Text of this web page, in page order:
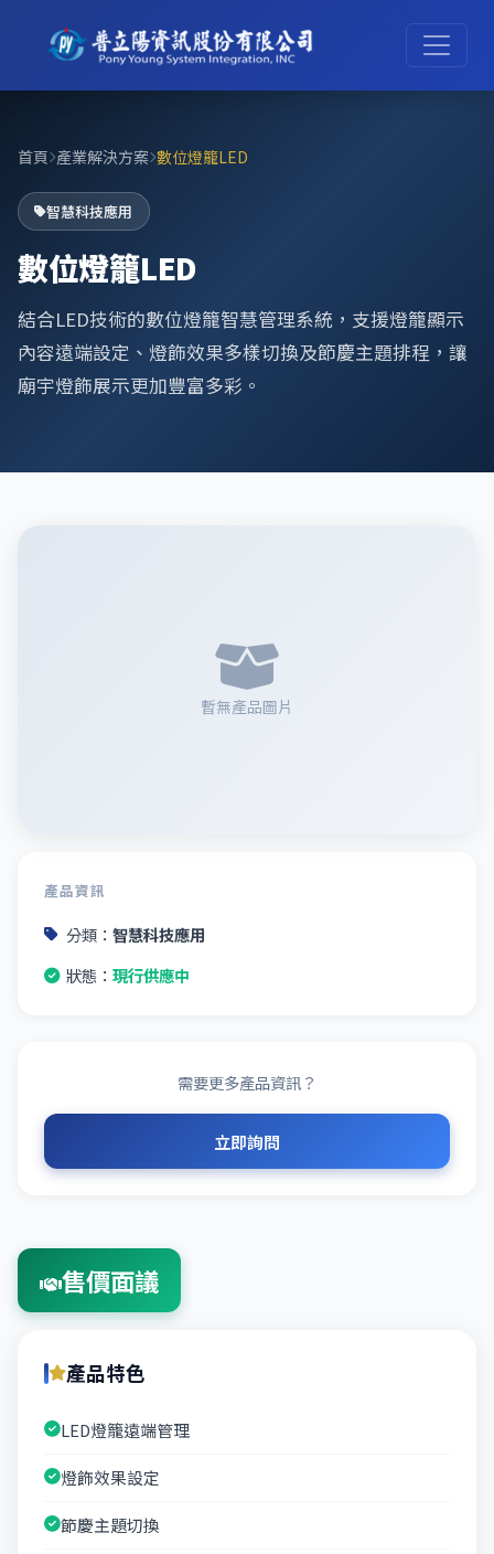
首頁 產業解決方案 數位燈籠LED
智慧科技應用
數位燈籠LED
結合LED技術的數位燈籠智慧管理系統，支援燈籠顯示
內容遠端設定、燈飾效果多樣切換及節慶主題排程，讓
廟宇燈飾展示更加豐富多彩。
暫無產品圖片
產品資訊
分類： 智慧科技應用
狀態： 現行供應中
需要更多產品資訊？
立即詢問
售價面議
產品特色
LED燈籠遠端管理
燈飾效果設定
節慶主題切換